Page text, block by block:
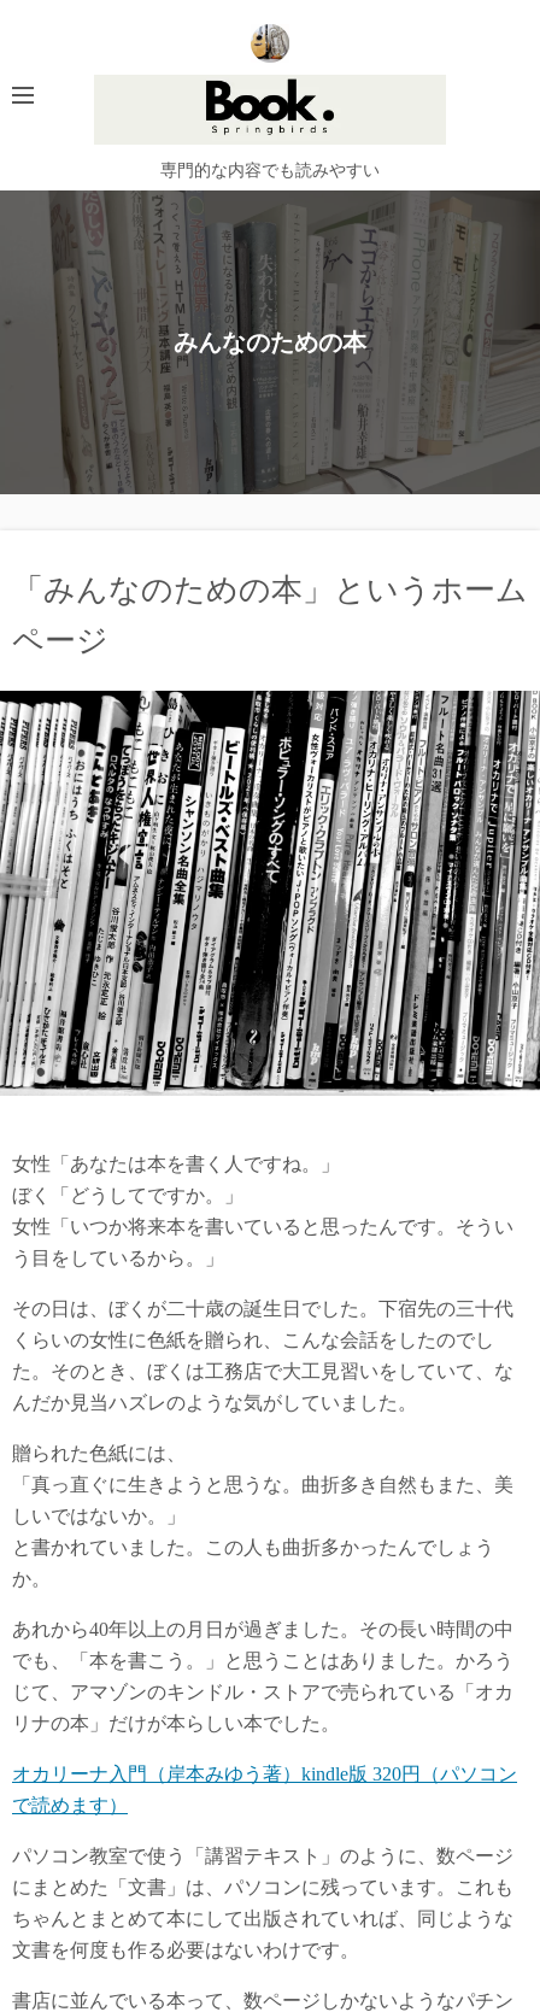
ン
専門的な内容でも読みやすい
みんなのための本
「みんなのための本」というホーム
ページ
女性「あなたは本を書く人ですね。」
ぼく「どうしてですか。」
女性「いつか将来本を書いていると思ったんです。そうい
う目をしているから。」
その日は、ぼくが二十歳の誕生日でした。下宿先の三十代
くらいの女性に色紙を贈られ、こんな会話をしたのでし
た。そのとき、ぼくは工務店で大工見習いをしていて、な
んだか見当ハズレのような気がしていました。
贈られた色紙には、
「真っ直ぐに生きようと思うな。曲折多き自然もまた、美
しいではないか。」
と書かれていました。この人も曲折多かったんでしょう
か。
あれから40年以上の月日が過ぎました。その長い時間の中
でも、「本を書こう。」と思うことはありました。かろう
じて、アマゾンのキンドル・ストアで売られている「オカ
リナの本」だけが本らしい本でした。
オカリーナ入門（岸本みゆう著）kindle版 320円（パソコン
で読めます）
パソコン教室で使う「講習テキスト」のように、数ページ
にまとめた「文書」は、パソコンに残っています。これも
ちゃんとまとめて本にして出版されていれば、同じような
文書を何度も作る必要はないわけです。
書店に並んでいる本って、数ページしかないようなパチン